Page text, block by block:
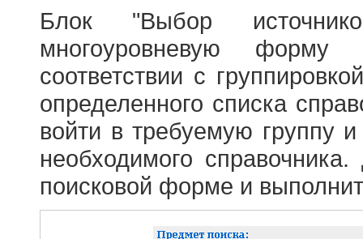
Блок "Выбор
многоуровневую форму
соответствии с
определенного списка
войти в требуемую группу и
необходимого
поисковой форме и